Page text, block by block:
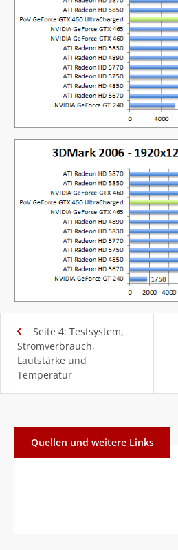
Seite 4: Testsystem,
Stromverbrauch,
Lautstärke und
Temperatur
Quellen und weitere Links